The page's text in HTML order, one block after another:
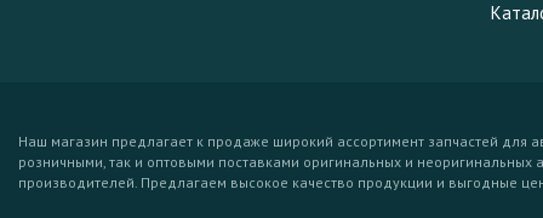
Наш магазин предлагает к продаже широкий ассортимент запчастей для
розничными, так и оптовыми поставками оригинальных и неоригинальных
производителей. Предлагаем высокое качество продукции и выгодные